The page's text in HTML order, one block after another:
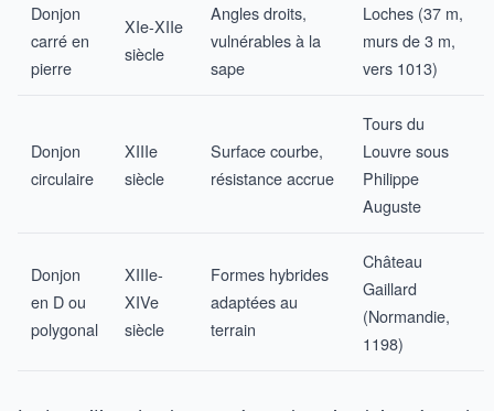
Donjon
carré en
pierre
XIe-XIIe
siècle
Angles droits,
vulnérables à la
sape
Loches (37 m,
murs de 3 m,
vers 1013)
Donjon
circulaire
XIIIe
siècle
Surface courbe,
résistance accrue
Tours du
Louvre sous
Philippe
Auguste
Donjon
en D ou
polygonal
XIIIe-
XIVe
siècle
Formes hybrides
adaptées au
terrain
Château
Gaillard
(Normandie,
1198)